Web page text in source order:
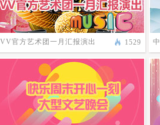
VV官方艺术团一月汇报演出 1529